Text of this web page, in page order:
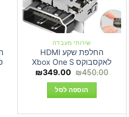
שירותי מעבדה
החלפת שקע HDMI
לאקסבוקס Xbox One S
₪450.00 המחיר
היה:
₪450.00.
₪349.00 המחיר
הוספה לסל